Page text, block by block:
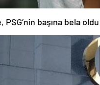
PSG’nin başına bela oldu